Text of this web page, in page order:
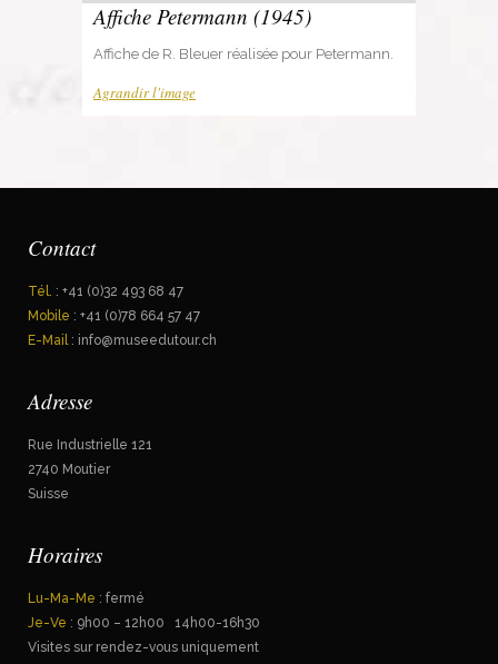
Affiche Petermann (1945)
Affiche de R. Bleuer réalisée pour Petermann.
Agrandir l'image
Contact
Tél. : +41 (0)32 493 68 47
Mobile : +41 (0)78 664 57 47
E-Mail: info@museedutour.ch
Adresse
Rue Industrielle 121
2740 Moutier
Suisse
Horaires
Lu-Ma-Me : fermé
Je-Ve : 9h00 – 12h00 14h00-16h30
Visites sur rendez-vous uniquement